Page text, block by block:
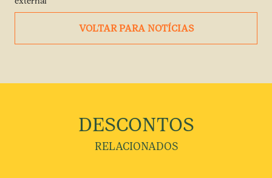
VOLTAR PARA NOTÍCIAS
DESCONTOS
RELACIONADOS